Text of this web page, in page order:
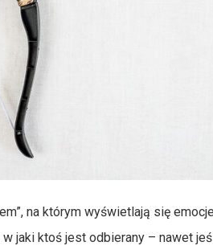
na którym wyświetlają się
jaki ktoś jest odbierany – nawet